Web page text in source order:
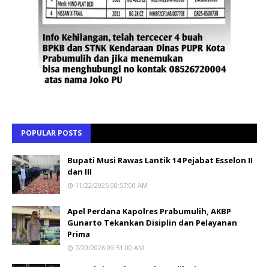
POPULAR POSTS
Bupati Musi Rawas Lantik 14 Pejabat Esselon II
dan III
11/22/2025 08:57:00 AM
Apel Perdana Kapolres Prabumulih, AKBP
Gunarto Tekankan Disiplin dan Pelayanan
Prima
7/20/2026 09:51:00 AM